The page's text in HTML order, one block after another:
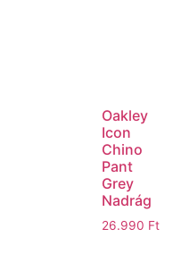
Oakley
Icon
Chino
Pant
Grey
Nadrág
26.990 Ft